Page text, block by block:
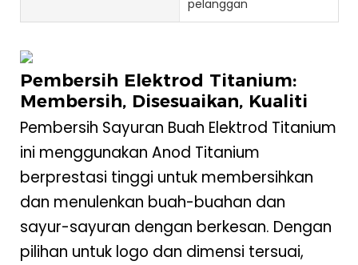
pelanggan
Pembersih Elektrod Titanium:
Membersih, Disesuaikan, Kualiti
Pembersih Sayuran Buah Elektrod Titanium
ini menggunakan Anod Titanium
berprestasi tinggi untuk membersihkan
dan menulenkan buah-buahan dan
sayur-sayuran dengan berkesan. Dengan
pilihan untuk logo dan dimensi tersuai,